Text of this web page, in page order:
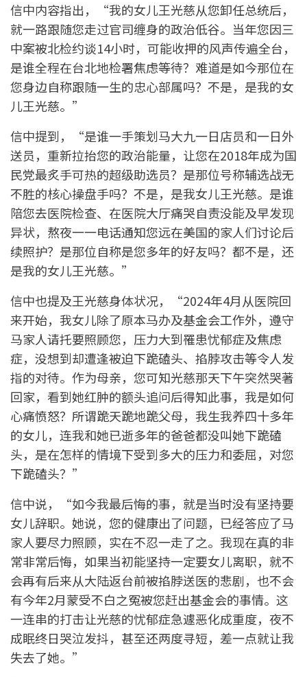
信中内容指出，“我的女儿王光慈从您卸任总统后，
就一路跟随您走过官司缠身的政治低谷。当年您因三
中案被北检约谈14小时，可能收押的风声传遍全台，
是谁全程在台北地检署焦虑等待？难道是如今那位在
您身边自称跟随一生的忠心部属吗？不是，是我的女
儿王光慈。”
信中提到，“是谁一手策划马大九一日店员和一日外
送员，重新拉抬您的政治能量，让您在2018年成为国
民党最炙手可热的超级助选员？是那位号称辅选战无
不胜的核心操盘手吗？不是，是我女儿王光慈。是谁
陪您去医院检查、在医院大厅痛哭自责没能及早发现
异状，熬夜一一电话通知您远在美国的家人们讨论后
续照护？是那位自称是您多年的好友吗？都不是，还
是我的女儿王光慈。”
信中也提及王光慈身体状况，“2024年4月从医院回
来开始，我女儿除了原本马办及基金会工作外，遵守
马家人请托要照顾您，压力大到罹患忧郁症及焦虑
症，没想到却遭逢被迫下跪磕头、掐脖攻击等令人发
指的对待。作为母亲，您可知光慈那天下午突然哭著
回家，看到她红肿的额头追问后得知此事，我是如何
心痛愤怒？所谓跪天跪地跪父母，我生我养四十多年
的女儿，连我和她已逝多年的爸爸都没叫她下跪磕
头，是在怎样的情境下受到多大的压力和委屈，对您
下跪磕头？”
信中说，“如今我最后悔的事，就是当时没有坚持要
女儿辞职。她说，您的健康出了问题，已经答应了马
家人要尽力照顾，实在不忍一走了之。我现在真的非
常非常后悔，如果当初能坚持一定要女儿离职，就不
会再有后来从大陆返台前被掐脖送医的悲剧，也不会
有今年2月蒙受不白之冤被您赶出基金会的事情。这
一连串的打击让光慈的忧郁症急遽恶化成重度，夜不
成眠终日哭泣发抖，甚至还两度寻短，差一点就让我
失去了她。”